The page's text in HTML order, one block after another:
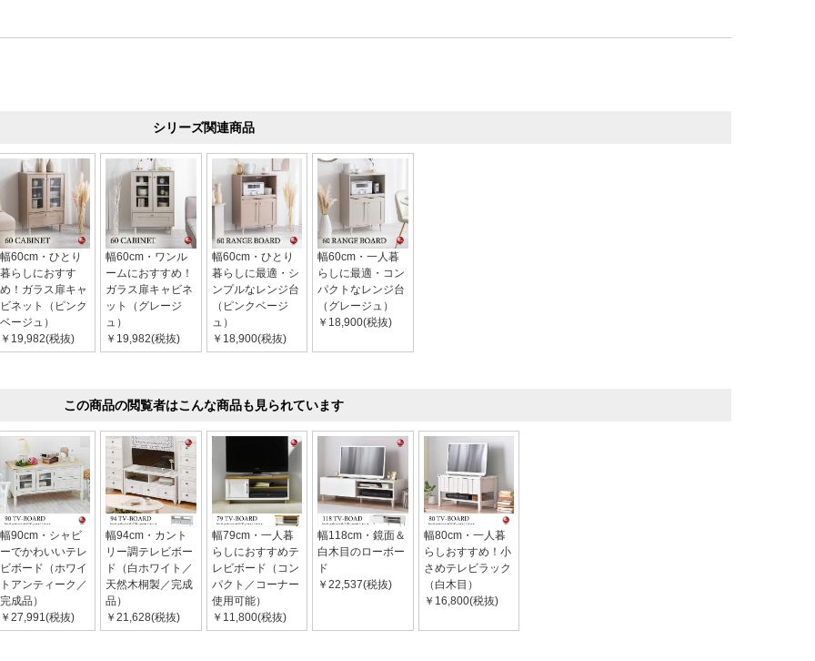
シリーズ関連商品
幅60cm・ひとり
暮らしにおすす
め！ガラス扉キャ
ビネット（ピンク
ベージュ）
￥19,982(税抜)
幅60cm・ワンル
ームにおすすめ！
ガラス扉キャビネ
ット（グレージ
ュ）
￥19,982(税抜)
幅60cm・ひとり
暮らしに最適・シ
ンプルなレンジ台
（ピンクベージ
ュ）
￥18,900(税抜)
幅60cm・一人暮
らしに最適・コン
パクトなレンジ台
（グレージュ）
￥18,900(税抜)
この商品の閲覧者はこんな商品も見られています
幅90cm・シャビ
ーでかわいいテレ
ビボード（ホワイ
トアンティーク／
完成品）
￥27,991(税抜)
幅94cm・カント
リー調テレビボー
ド（白ホワイト／
天然木桐製／完成
品）
￥21,628(税抜)
幅79cm・一人暮
らしにおすすめテ
レビボード（コン
パクト／コーナー
使用可能）
￥11,800(税抜)
幅118cm・鏡面＆
白木目のローボー
ド
￥22,537(税抜)
幅80cm・一人暮
らしおすすめ！小
さめテレビラック
（白木目）
￥16,800(税抜)